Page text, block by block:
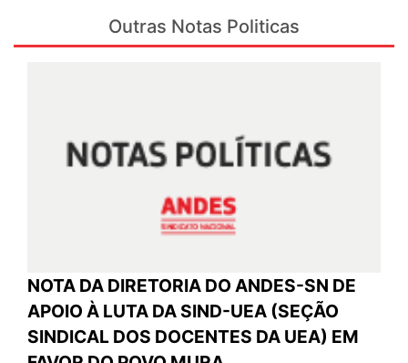
Outras Notas Politicas
NOTA DA DIRETORIA DO ANDES-SN DE
APOIO À LUTA DA SIND-UEA (SEÇÃO
SINDICAL DOS DOCENTES DA UEA) EM